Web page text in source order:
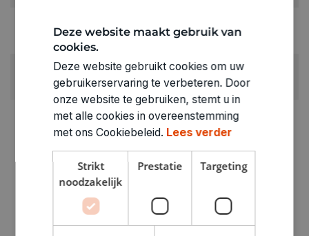
Gezelschapspel kinderen (6 - 12 jaar)
GEWICHT
ARTIKELNUMMER
3120320
Deze website maakt gebruik van
cookies.
Deze website gebruikt cookies om uw
gebruikerservaring te verbeteren. Door
onze website te gebruiken, stemt u in
met alle cookies in overeenstemming
met ons Cookiebeleid. Lees verder
Strikt
noodzakelijk
Prestatie Targeting